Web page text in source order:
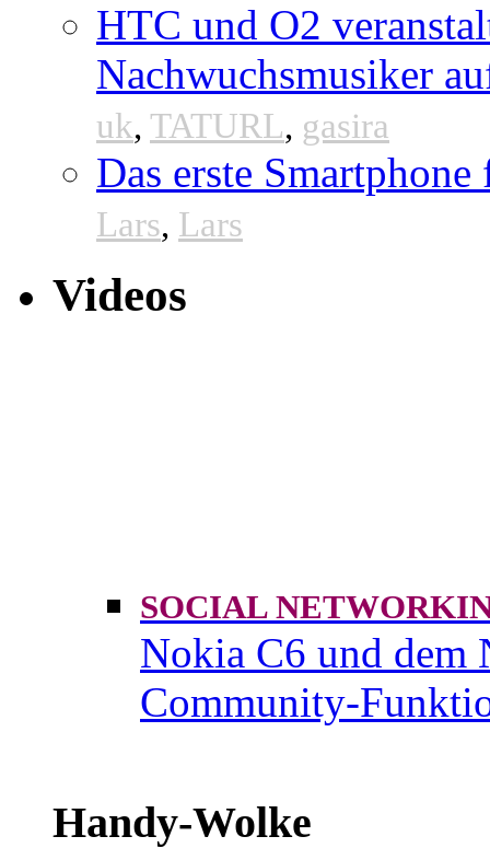
HTC und O2
Nachwuchsmusiker
uk, TATURL, gasira
Das erste
Lars, Lars
Videos
SOCIAL
Nokia C6 und dem
Community-
Handy-Wolke